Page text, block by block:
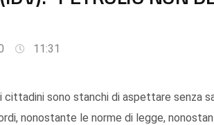
11:31
cittadini sono stanchi di aspettare senza
nonostante le norme di legge,